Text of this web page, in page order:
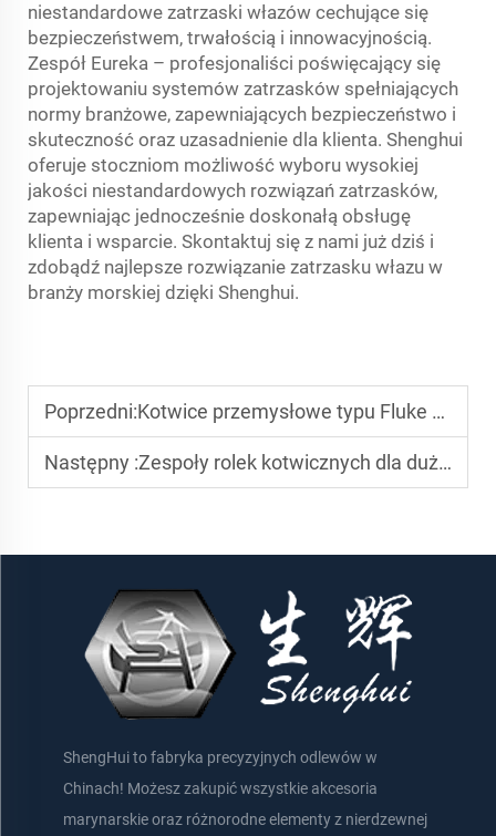
niestandardowe zatrzaski włazów cechujące się
bezpieczeństwem, trwałością i innowacyjnością.
Zespół Eureka – profesjonaliści poświęcający się
projektowaniu systemów zatrzasków spełniających
normy branżowe, zapewniających bezpieczeństwo i
skuteczność oraz uzasadnienie dla klienta. Shenghui
oferuje stoczniom możliwość wyboru wysokiej
jakości niestandardowych rozwiązań zatrzasków,
zapewniając jednocześnie doskonałą obsługę
klienta i wsparcie. Skontaktuj się z nami już dziś i
zdobądź najlepsze rozwiązanie zatrzasku włazu w
branży morskiej dzięki Shenghui.
Poprzedni:Kotwice przemysłowe typu Fluke do projektów na głębokiej wodzie
Następny :Zespoły rolek kotwicznych dla dużych statków handlowych
ShengHui to fabryka precyzyjnych odlewów w
Chinach! Możesz zakupić wszystkie akcesoria
marynarskie oraz różnorodne elementy z nierdzewnej